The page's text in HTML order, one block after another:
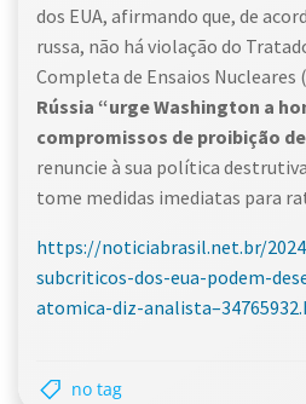
dos EUA, afirmando que, de
russa, não há violação do
Completa de Ensaios Nucleares
Rússia “urge Washington a
compromissos de proibição
renuncie à sua política
tome medidas imediatas para
https://noticiabrasil.net.br/
subcriticos-dos-eua-podem-
atomica-diz-
no tag